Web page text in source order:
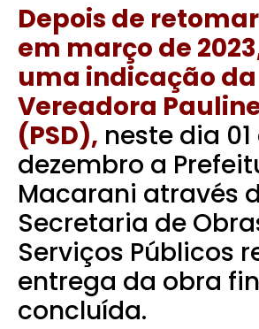
Depois de
em março de
uma indicação da
Vereadora
(PSD), neste dia 01
dezembro a
Macarani através
Secretaria de
Serviços Públicos
entrega da obra
concluída.